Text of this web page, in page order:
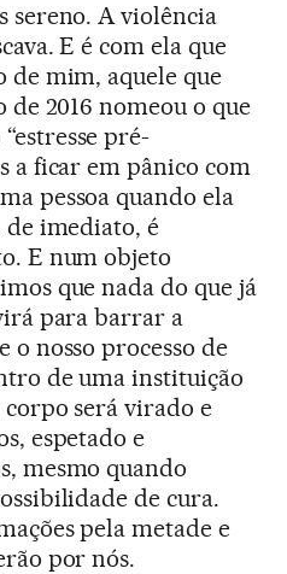
sereno. A violência
E é com ela que
de mim, aquele que
2016 nomeou o que
pré-
a ficar em pânico com
pessoa quando ela
imediato, é
E num objeto
que nada do que já
para barrar a
o nosso processo de
de uma instituição
será virado e
espetado e
mesmo quando
de cura.
pela metade e
por nós.